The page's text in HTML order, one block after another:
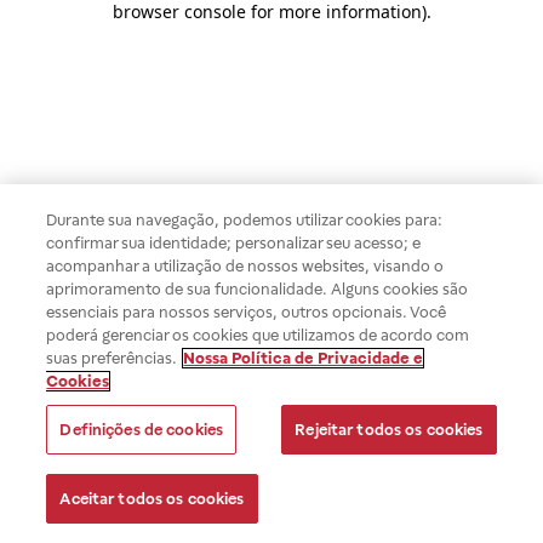
browser console for more information).
Durante sua navegação, podemos utilizar cookies para:
confirmar sua identidade; personalizar seu acesso; e
acompanhar a utilização de nossos websites, visando o
aprimoramento de sua funcionalidade. Alguns cookies são
essenciais para nossos serviços, outros opcionais. Você
poderá gerenciar os cookies que utilizamos de acordo com
suas preferências. Nossa Política de Privacidade e
Cookies
Definições de cookies Rejeitar todos os cookies
Aceitar todos os cookies